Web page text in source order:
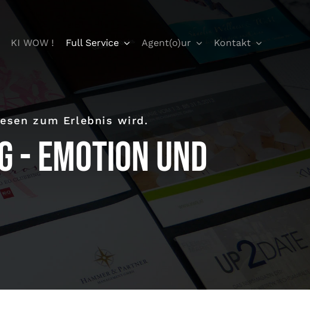
KI WOW ! Full Service Agent(o)ur Kontakt
zum Erlebnis wird.
Emotion und